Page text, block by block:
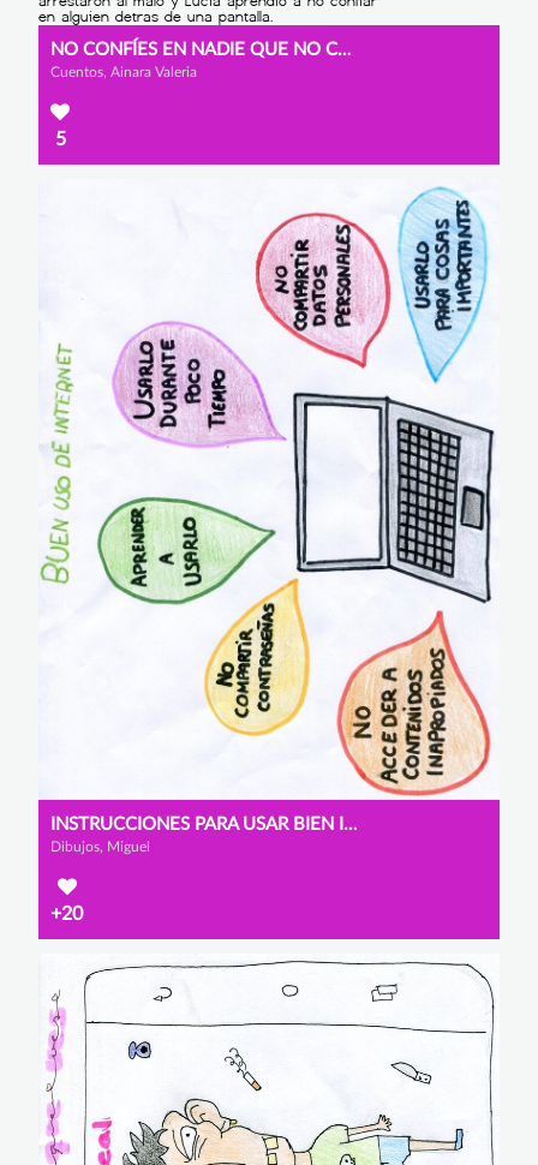
NO CONFÍES EN NADIE QUE NO CONOZCAS
Cuentos, Ainara Valeria
5
INSTRUCCIONES PARA USAR BIEN INTERNET
Dibujos, Miguel
+20